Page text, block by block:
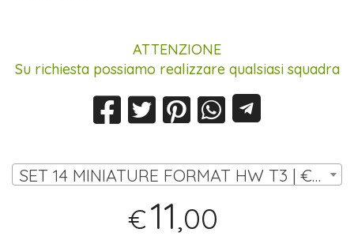
ATTENZIONE
Su richiesta possiamo realizzare qualsiasi squadra
SET 14 MINIATURE FORMAT HW T3 | € 11,00
€11,00